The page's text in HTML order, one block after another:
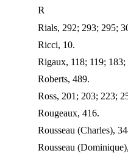
R
Rials, 292; 293; 295;
Ricci, 10.
Rigaux, 118; 119;
Roberts, 489.
Ross, 201; 203; 223;
Rougeaux, 416.
Rousseau (Charles),
Rousseau